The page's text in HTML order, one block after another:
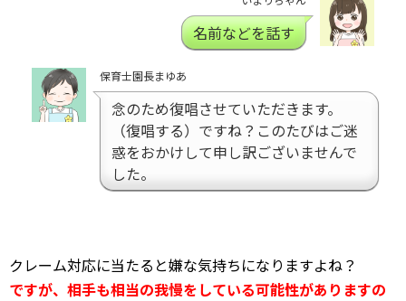
名前などを話す
保育士園長まゆあ
念のため復唱させていただきます。
（復唱する）ですね？このたびはご迷
惑をおかけして申し訳ございませんで
した。
クレーム対応に当たると嫌な気持ちになりますよね？
ですが、相手も相当の我慢をしている可能性がありますの